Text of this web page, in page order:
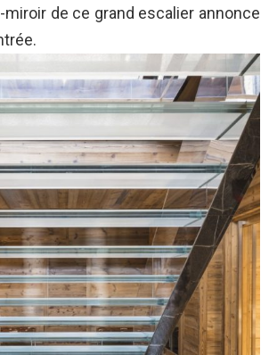
miroir de ce grand escalier annonce